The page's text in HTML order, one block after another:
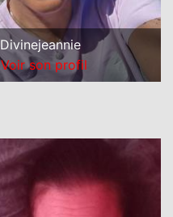
Divinejeannie
Voir son profil